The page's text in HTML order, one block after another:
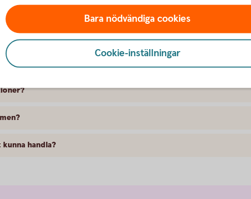
om Företagsobligationer
handla?
Bara nödvändiga cookies
Cookie-inställningar